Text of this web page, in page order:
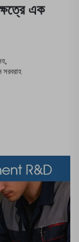
এক
সরবরাহ